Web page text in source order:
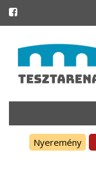
to
content
Nyeremény